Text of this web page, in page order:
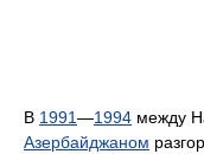
В 1991—1994 между
Азербайджаном